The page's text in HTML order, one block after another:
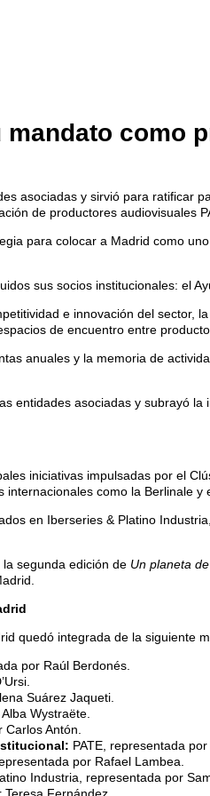
como
asociadas y sirvió para ratificar
de productores audiovisuales
para colocar a Madrid como
sus socios institucionales: el
e innovación del
de encuentro entre
anuales y la memoria de
entidades asociadas y subrayó
iniciativas impulsadas por el
como la Berlinale y
en Iberseries & Platino
segunda edición de Un planeta
quedó integrada de la siguiente
por Raúl Berdonés.
Suárez Jaqueti.
Wystraëte.
Antón.
PATE, representada
por Rafael Lambea.
Industria, representada por
Fernández.